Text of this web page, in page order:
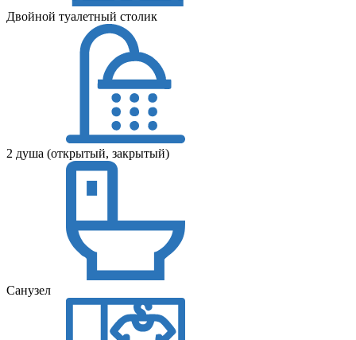
Двойной туалетный столик
2 душа (открытый, закрытый)
Санузел